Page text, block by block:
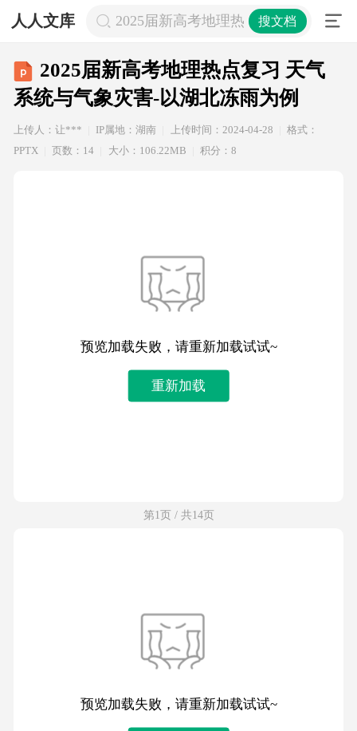
人人文库 2025届新高考地理热点复习 天气系
搜文档
2025届新高考地理热点复习 天气
系统与气象灾害-以湖北冻雨为例
上传人：让*** IP属地：湖南 上传时间：2024-04-28
格式：
PPTX
页数：14 大小：106.22MB 积分：8
预览加载失败，请重新加载试试~
重新加载
第1页 / 共14页
预览加载失败，请重新加载试试~